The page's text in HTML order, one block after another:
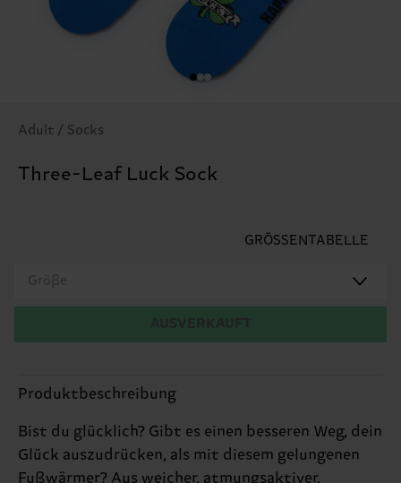
Adult / Socks
Three-Leaf Luck Sock
GRÖSSENTABELLE
Größe
Produktbeschreibung
Bist du glücklich? Gibt es einen besseren Weg, dein
Glück auszudrücken, als mit diesem gelungenen
Fußwärmer? Aus weicher, atmungsaktiver,